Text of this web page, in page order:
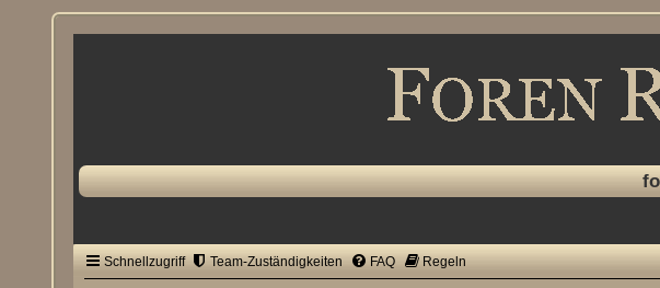
Schnellzugriff Team-Zuständigkeiten FAQ Regeln